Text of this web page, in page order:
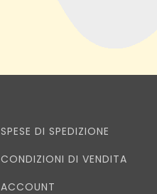
SPESE DI SPEDIZIONE
CONDIZIONI DI VENDITA
ACCOUNT